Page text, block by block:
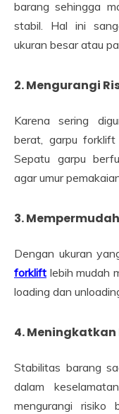
barang sehingga
stabil. Hal ini
ukuran besar atau
2. Mengurangi
Karena sering
berat, garpu
Sepatu garpu
agar umur
3.
Dengan ukuran
forklift lebih mudah
loading dan
4.
Stabilitas barang
dalam
mengurangi risiko